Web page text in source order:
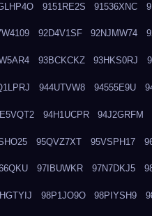
9151RE2S 91536XNC
92D4V1SF 92NJMW74
93BCKCKZ 93HKS0RJ
944UTVW8 94555E9U
94H1UCPR 94J2GRFM
95QVZ7XT 95VSPH17
97IBUWKR 97N7DKJ5
98P1JO9O 98PIYSH9